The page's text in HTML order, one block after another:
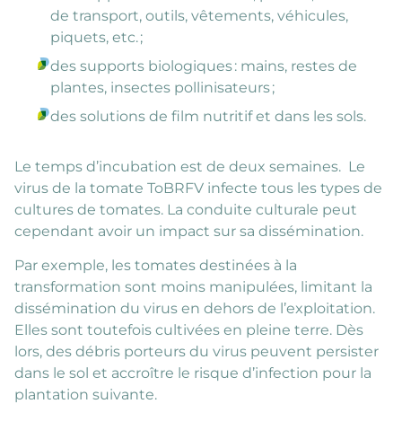
de transport, outils, vêtements, véhicules,
piquets, etc. ;
des supports biologiques : mains, restes de
plantes, insectes pollinisateurs ;
des solutions de film nutritif et dans les sols.
Le temps d’incubation est de deux semaines. Le
virus de la tomate ToBRFV infecte tous les types de
cultures de tomates. La conduite culturale peut
cependant avoir un impact sur sa dissémination.
Par exemple, les tomates destinées à la
transformation sont moins manipulées, limitant la
dissémination du virus en dehors de l’exploitation.
Elles sont toutefois cultivées en pleine terre. Dès
lors, des débris porteurs du virus peuvent persister
dans le sol et accroître le risque d’infection pour la
plantation suivante.